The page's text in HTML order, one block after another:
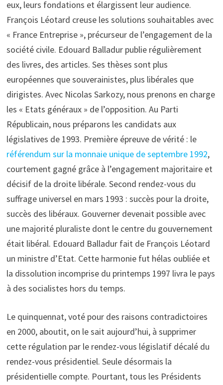
eux, leurs fondations et élargissent leur audience.
François Léotard creuse les solutions souhaitables avec
« France Entreprise », précurseur de l’engagement de la
société civile. Edouard Balladur publie régulièrement
des livres, des articles. Ses thèses sont plus
européennes que souverainistes, plus libérales que
dirigistes. Avec Nicolas Sarkozy, nous prenons en charge
les « Etats généraux » de l’opposition. Au Parti
Républicain, nous préparons les candidats aux
législatives de 1993. Première épreuve de vérité : le
référendum sur la monnaie unique de septembre 1992,
courtement gagné grâce à l’engagement majoritaire et
décisif de la droite libérale. Second rendez-vous du
suffrage universel en mars 1993 : succès pour la droite,
succès des libéraux. Gouverner devenait possible avec
une majorité pluraliste dont le centre du gouvernement
était libéral. Edouard Balladur fait de François Léotard
un ministre d’Etat. Cette harmonie fut hélas oubliée et
la dissolution incomprise du printemps 1997 livra le pays
à des socialistes hors du temps.
Le quinquennat, voté pour des raisons contradictoires
en 2000, aboutit, on le sait aujourd’hui, à supprimer
cette régulation par le rendez-vous législatif décalé du
rendez-vous présidentiel. Seule désormais la
présidentielle compte. Pourtant, tous les Présidents